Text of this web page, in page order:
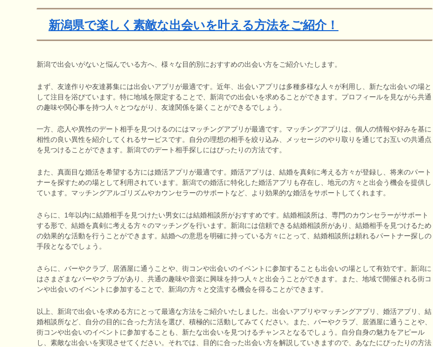
新潟県で楽しく素敵な出会いを叶える方法をご紹介！
新潟で出会いがないと悩んでいる方へ、様々な目的別におすすめの出会い方をご紹介いたします。
まず、友達作りや友達募集には出会いアプリが最適です。近年、出会いアプリは多種多様な人々が利用し、新たな出会いの場と
して注目を浴びています。特に地域を限定することで、新潟での出会いを求めることができます。プロフィールを見ながら共通
の趣味や関心事を持つ人々とつながり、友達関係を築くことができるでしょう。
一方、恋人や異性のデート相手を見つけるのにはマッチングアプリが最適です。マッチングアプリは、個人の情報や好みを基に
相性の良い異性を紹介してくれるサービスです。自分の理想の相手を絞り込み、メッセージのやり取りを通じてお互いの共通点
を見つけることができます。新潟でのデート相手探しにはぴったりの方法です。
また、真面目な婚活を希望する方には婚活アプリが最適です。婚活アプリは、結婚を真剣に考える方々が登録し、将来のパート
ナーを探すための場として利用されています。新潟での婚活に特化した婚活アプリも存在し、地元の方々と出会う機会を提供し
ています。マッチングアルゴリズムやカウンセラーのサポートなど、より効果的な婚活をサポートしてくれます。
さらに、1年以内に結婚相手を見つけたい男女には結婚相談所がおすすめです。結婚相談所は、専門のカウンセラーがサポート
する形で、結婚を真剣に考える方々のマッチングを行います。新潟には信頼できる結婚相談所があり、結婚相手を見つけるため
の効果的な活動を行うことができます。結婚への意思を明確に持っている方々にとって、結婚相談所は頼れるパートナー探しの
手段となるでしょう。
さらに、バーやクラブ、居酒屋に通うことや、街コンや出会いのイベントに参加することも出会いの場として有効です。新潟に
はさまざまなバーやクラブがあり、共通の趣味や音楽に興味を持つ人々と出会うことができます。また、地域で開催される街コ
ンや出会いのイベントに参加することで、新潟の方々と交流する機会を得ることができます。
以上、新潟で出会いを求める方にとって最適な方法をご紹介いたしました。出会いアプリやマッチングアプリ、婚活アプリ、結
婚相談所など、自分の目的に合った方法を選び、積極的に活動してみてください。また、バーやクラブ、居酒屋に通うことや、
街コンや出会いのイベントに参加することも、新たな出会いを見つけるチャンスとなるでしょう。自分自身の魅力をアピール
し、素敵な出会いを実現させてください。それでは、目的に合った出会い方を解説していきますので、あなたにぴったりの方法